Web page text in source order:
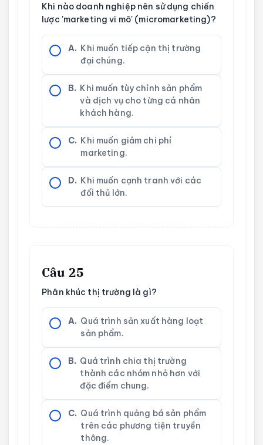
Khi nào doanh nghiệp nên sử dụng chiến
lược 'marketing vi mô' (micromarketing)?
A. Khi muốn tiếp cận thị trường
đại chúng.
B. Khi muốn tùy chỉnh sản phẩm
và dịch vụ cho từng cá nhân
khách hàng.
C. Khi muốn giảm chi phí
marketing.
D. Khi muốn cạnh tranh với các
đối thủ lớn.
Câu 25
Phân khúc thị trường là gì?
A. Quá trình sản xuất hàng loạt
sản phẩm.
B. Quá trình chia thị trường
thành các nhóm nhỏ hơn với
đặc điểm chung.
C. Quá trình quảng bá sản phẩm
trên các phương tiện truyền
thông.